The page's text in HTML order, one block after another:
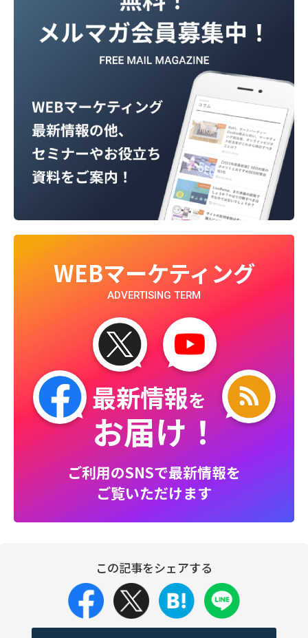
WEBマーケティング
ADVERTISING TERM
最新情報を
お届け！
ご利用のSNSで最新情報を
ご覧いただけます
この記事をシェアする